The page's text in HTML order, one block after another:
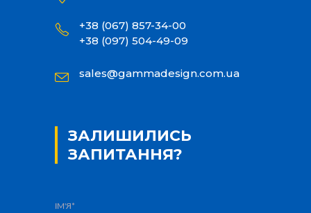
+38 (067) 857-34-00
+38 (097) 504-49-09
sales@gammadesign.com.ua
ЗАЛИШИЛИСЬ
ЗАПИТАННЯ?